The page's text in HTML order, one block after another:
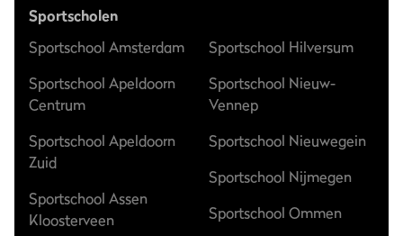
Sportscholen
Sportschool Amsterdam
Sportschool Apeldoorn
Centrum
Sportschool Apeldoorn
Zuid
Sportschool Assen
Kloosterveen
Sportschool Hilversum
Sportschool Nieuw-
Vennep
Sportschool Nieuwegein
Sportschool Nijmegen
Sportschool Ommen